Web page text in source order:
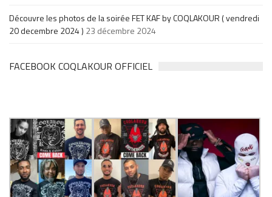
Découvre les photos de la soirée FET KAF by COQLAKOUR ( vendredi
20 decembre 2024 ) 23 décembre 2024
FACEBOOK COQLAKOUR OFFICIEL